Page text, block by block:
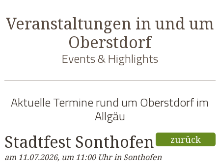
Veranstaltungen in und um
Oberstdorf
Events & Highlights
Aktuelle Termine rund um Oberstdorf im
Allgäu
zurück
Stadtfest Sonthofen
am 11.07.2026, um 11:00 Uhr in Sonthofen